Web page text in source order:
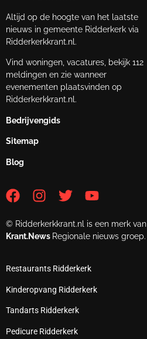
Altijd op de hoogte van het laatste
nieuws in gemeente Ridderkerk via
Ridderkerkkrant.nl.
Vind woningen, vacatures, bekijk 112
meldingen en zie wanneer
evenementen plaatsvinden op
Ridderkerkkrant.nl.
Bedrijvengids
Sitemap
Blog
© Ridderkerkkrant.nl is een merk van
Krant.News Regionale nieuws groep.
Restaurants Ridderkerk
Kinderopvang Ridderkerk
Tandarts Ridderkerk
Pedicure Ridderkerk